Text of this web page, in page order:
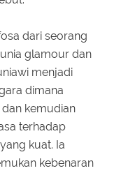
dari seorang
glamour dan
menjadi
dimana
kemudian
terhadap
kuat. Ia
kebenaran